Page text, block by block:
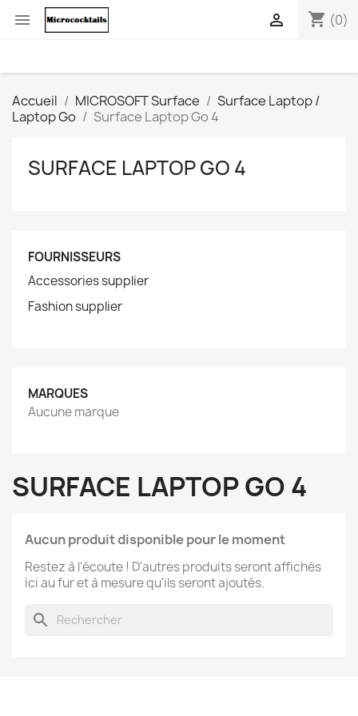
 shopping_cart (0)

Accueil MICROSOFT Surface
Surface Laptop /
Laptop Go
Surface Laptop Go 4
SURFACE LAPTOP GO 4
FOURNISSEURS
Accessories supplier
Fashion supplier
MARQUES
Aucune marque
SURFACE LAPTOP GO 4
Aucun produit disponible pour le moment
Restez à l'écoute ! D'autres produits seront affichés
ici au fur et à mesure qu'ils seront ajoutés.
search